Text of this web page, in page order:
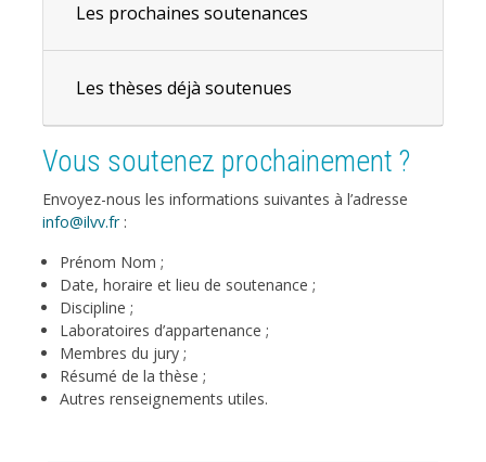
Les prochaines soutenances
Les thèses déjà soutenues
Vous soutenez prochainement ?
Envoyez-nous les informations suivantes à l’adresse
info@ilvv.fr:
Prénom Nom ;
Date, horaire et lieu de soutenance ;
Discipline ;
Laboratoires d’appartenance ;
Membres du jury ;
Résumé de la thèse ;
Autres renseignements utiles.